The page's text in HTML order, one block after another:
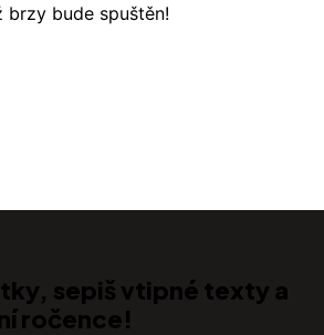
brzy bude spuštěn!
sepiš vtipné texty a
ročence!